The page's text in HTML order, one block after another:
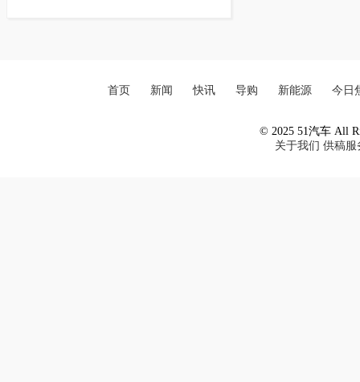
首页 新闻 快讯 导购 新能源 今日
© 2025 51汽车 All
关于我们 供稿服